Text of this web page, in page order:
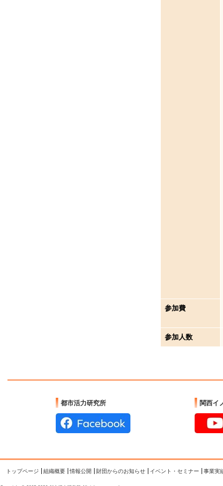
参加費
参加人数
都市活力研究所 関西イ
トップページ 組織概要 情報公開 財団からのお知らせ イベント・セミナー 事業実